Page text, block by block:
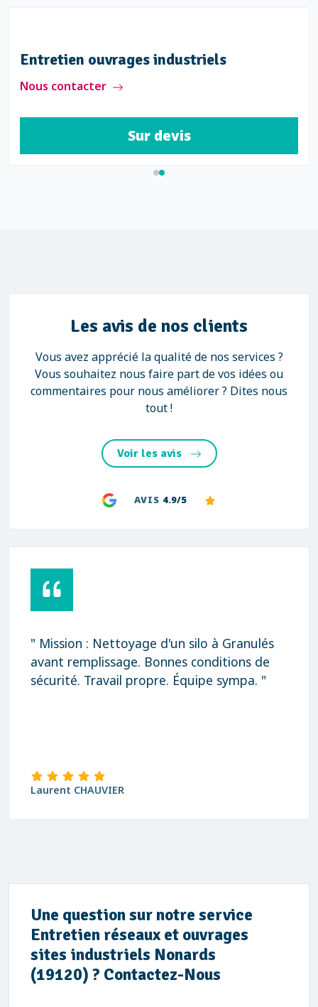
Entretien ouvrages industriels
Nous contacter
Sur devis
Les avis de nos clients
Vous avez apprécié la qualité de nos services ?
Vous souhaitez nous faire part de vos idées ou
commentaires pour nous améliorer ? Dites nous
tout !
Voir les avis
AVIS 4.9/5
" Mission : Nettoyage d'un silo à Granulés
avant remplissage. Bonnes conditions de
sécurité. Travail propre. Équipe sympa. "
Laurent CHAUVIER
Une question sur notre service
Entretien réseaux et ouvrages
sites industriels Nonards
(19120) ? Contactez-Nous